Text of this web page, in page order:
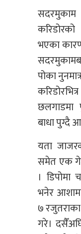
भएका
पोका
छलगाडमा
बाधा पुग्दै
यता
समेत एक
।
भनेर
७
गरे।